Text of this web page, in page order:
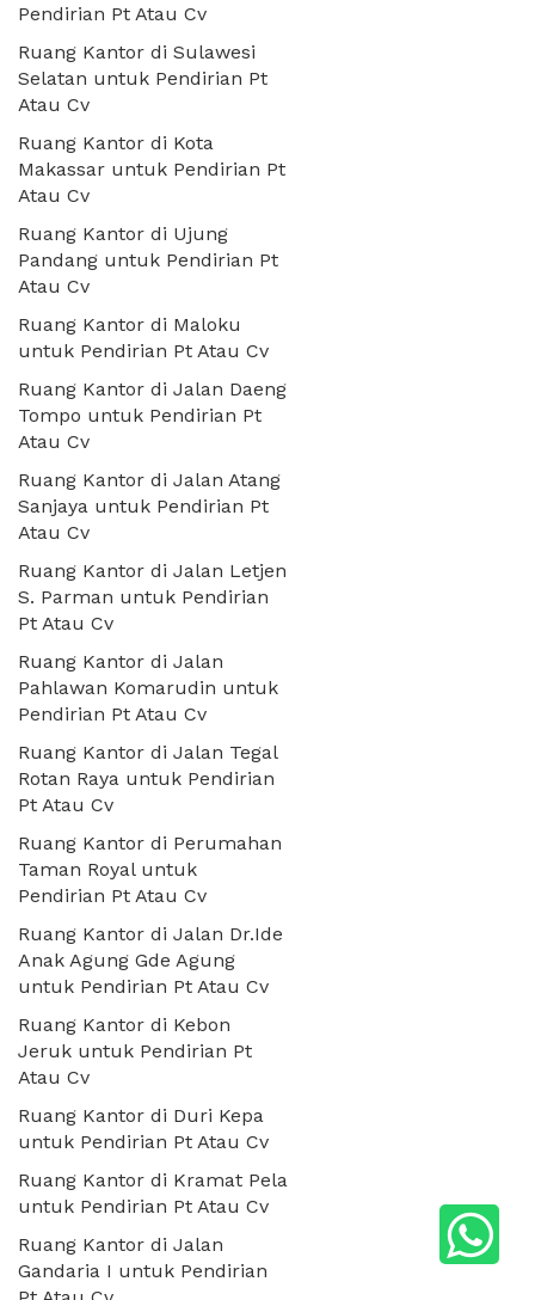
Pendirian Pt Atau Cv
Ruang Kantor di Sulawesi
Selatan untuk Pendirian Pt
Atau Cv
Ruang Kantor di Kota
Makassar untuk Pendirian Pt
Atau Cv
Ruang Kantor di Ujung
Pandang untuk Pendirian Pt
Atau Cv
Ruang Kantor di Maloku
untuk Pendirian Pt Atau Cv
Ruang Kantor di Jalan Daeng
Tompo untuk Pendirian Pt
Atau Cv
Ruang Kantor di Jalan Atang
Sanjaya untuk Pendirian Pt
Atau Cv
Ruang Kantor di Jalan Letjen
S. Parman untuk Pendirian
Pt Atau Cv
Ruang Kantor di Jalan
Pahlawan Komarudin untuk
Pendirian Pt Atau Cv
Ruang Kantor di Jalan Tegal
Rotan Raya untuk Pendirian
Pt Atau Cv
Ruang Kantor di Perumahan
Taman Royal untuk
Pendirian Pt Atau Cv
Ruang Kantor di Jalan Dr.Ide
Anak Agung Gde Agung
untuk Pendirian Pt Atau Cv
Ruang Kantor di Kebon
Jeruk untuk Pendirian Pt
Atau Cv
Ruang Kantor di Duri Kepa
untuk Pendirian Pt Atau Cv
Ruang Kantor di Kramat Pela
untuk Pendirian Pt Atau Cv
Ruang Kantor di Jalan
Gandaria I untuk Pendirian